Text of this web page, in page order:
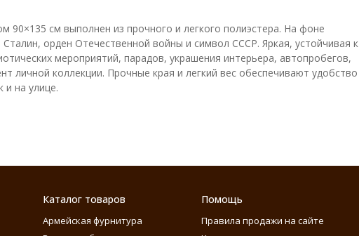
90×135 см выполнен из прочного и легкого полиэстера. На фоне
орден Отечественной войны и символ СССР. Яркая, устойчивая к
мероприятий, парадов, украшения интерьера, автопробегов,
личной коллекции. Прочные края и легкий вес обеспечивают удобство
и на улице.
Каталог товаров
Армейская фурнитура
Помощь
Правила продажи на сайте